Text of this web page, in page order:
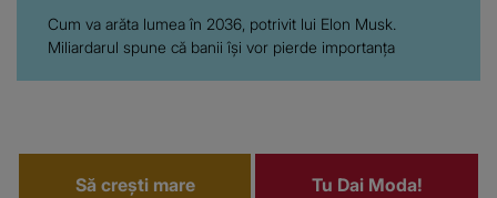
Cum va arăta lumea în 2036, potrivit lui Elon Musk.
Miliardarul spune că banii își vor pierde importanța
Să crești mare Tu Dai Moda!